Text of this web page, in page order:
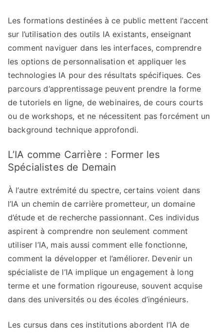
Les formations destinées à ce public mettent l’accent
sur l’utilisation des outils IA existants, enseignant
comment naviguer dans les interfaces, comprendre
les options de personnalisation et appliquer les
technologies IA pour des résultats spécifiques. Ces
parcours d’apprentissage peuvent prendre la forme
de tutoriels en ligne, de webinaires, de cours courts
ou de workshops, et ne nécessitent pas forcément un
background technique approfondi.
L’IA comme Carrière : Former les
Spécialistes de Demain
À l’autre extrémité du spectre, certains voient dans
l’IA un chemin de carrière prometteur, un domaine
d’étude et de recherche passionnant. Ces individus
aspirent à comprendre non seulement comment
utiliser l’IA, mais aussi comment elle fonctionne,
comment la développer et l’améliorer. Devenir un
spécialiste de l’IA implique un engagement à long
terme et une formation rigoureuse, souvent acquise
dans des universités ou des écoles d’ingénieurs.
Les cursus dans ces institutions abordent l’IA de